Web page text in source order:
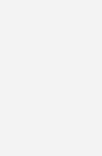
in